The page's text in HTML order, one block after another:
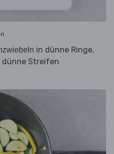
in dünne Ringe,
dünne Streifen